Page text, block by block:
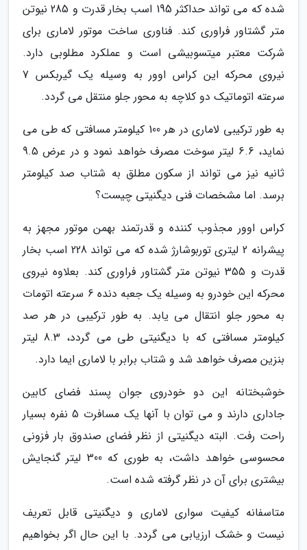
شده که می تواند حداکثر 195 اسب بخار قدرت و 285 نیوتن
متر گشتاور فراوری کند. فناوری ساخت موتور لاماری برای
شرکت معتبر میتسوبیشی است و عملکرد مطلوبی دارد.
نیروی محرکه این کراس اوور به وسیله یک گیربکس 7
سرعته اتوماتیک دو کلاچه به محور جلو منتقل می گردد.
به طور ترکیبی لاماری در هر 100 کیلومتر مسافتی که طی می
نماید، 6.6 لیتر سوخت مصرف خواهد نمود و در عرض 9.5
ثانیه نیز می تواند از سکون مطلق به شتاب صد کیلومتر
برسد. اما مشخصات فنی دیگنیتی چیست؟
کراس اوور مجذوب کننده و قدرتمند بهمن موتور مجهز به
پیشرانه 2 لیتری توربوشارژ شده که می تواند 228 اسب بخار
قدرت و 355 نیوتن متر گشتاور فراوری کند. بعلاوه نیروی
محرکه این خودرو به وسیله یک جعبه دنده 6 سرعته اتومات
به محور جلو انتقال می یابد. به طور ترکیبی در هر صد
کیلومتر مسافتی که با دیگنیتی طی می گردد، 8.3 لیتر
بنزین مصرف خواهد شد و شتاب برابر با لاماری ایما دارد.
خوشبختانه این دو خودروی جوان پسند فضای کابین
جاداری دارند و می توان با آنها یک مسافرت 5 نفره بسیار
راحت رفت. البته دیگنیتی از نظر فضای صندوق بار فزونی
محسوسی خواهد داشت، به طوری که 300 لیتر گنجایش
بیشتری برای آن در نظر گرفته شده است.
متاسفانه کیفیت سواری لاماری و دیگنیتی قابل تعریف
نیست و خشک ارزیابی می گردد. با این حال اگر بخواهیم